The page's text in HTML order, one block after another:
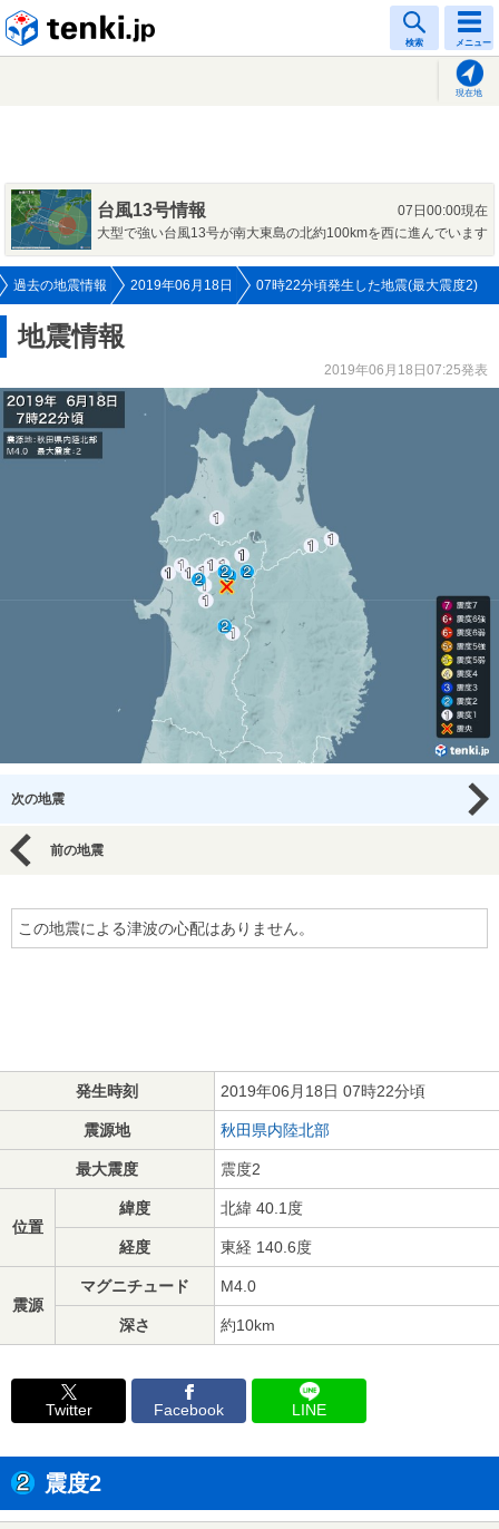
検索 メニュー
現在地
台風13号情報
07日00:00現在
大型で強い台風13号が南大東島の北約100kmを西に進んでいます
過去の地震情報 2019年06月18日 07時22分頃発生した地震(最大震度2)
地震情報
2019年06月18日07:25発表
次の地震
前の地震
この地震による津波の心配はありません。
発生時刻 2019年06月18日 07時22分頃
震源地 秋田県内陸北部
最大震度 震度2
位置
緯度 北緯 40.1度
経度 東経 140.6度
震源
マグニチュード M4.0
深さ 約10km
Twitter Facebook LINE
震度2